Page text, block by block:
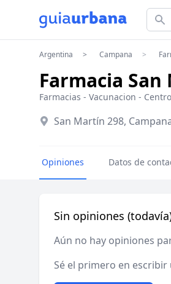
Argentina Campana
Farmacia
Farmacias - Vacunacion -
San Martín 298,
Opiniones Datos de
Sin opiniones
Aún no hay opiniones
Sé el primero en